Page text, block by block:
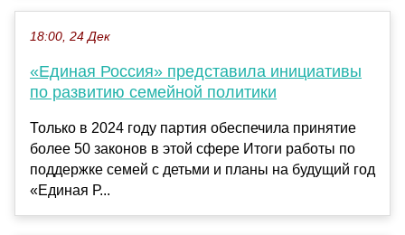
18:00, 24 Дек
«Единая Россия» представила инициативы
по развитию семейной политики
Только в 2024 году партия обеспечила принятие
более 50 законов в этой сфере Итоги работы по
поддержке семей с детьми и планы на будущий год
«Единая Р...